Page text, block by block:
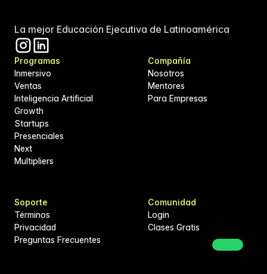
La mejor Educación Ejecutiva de Latinoamérica
Programas
Inmersivo
Ventas
Inteligencia Artificial
Growth
Startups
Presenciales
Next
Multipliers
Compañía
Nosotros
Mentores
Para Empresas
Soporte
Términos
Privacidad
Preguntas Frecuentes
Comunidad
Login
Clases Gratis